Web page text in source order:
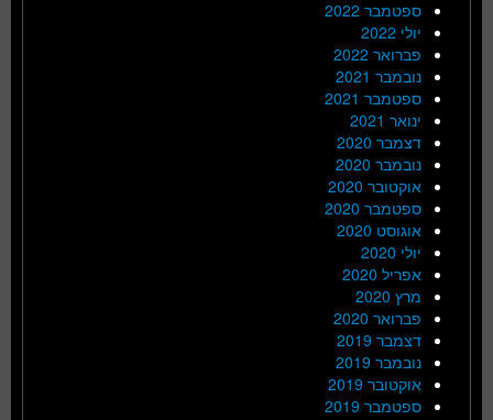
ספטמבר 2022
יולי 2022
פברואר 2022
נובמבר 2021
ספטמבר 2021
ינואר 2021
דצמבר 2020
נובמבר 2020
אוקטובר 2020
ספטמבר 2020
אוגוסט 2020
יולי 2020
אפריל 2020
מרץ 2020
פברואר 2020
דצמבר 2019
נובמבר 2019
אוקטובר 2019
ספטמבר 2019